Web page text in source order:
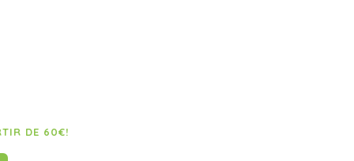
DE 60€!